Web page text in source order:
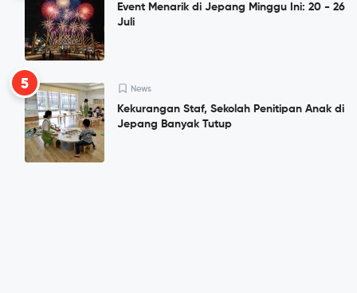
Event Menarik di Jepang Minggu Ini: 20 - 26
Juli
5 News
Kekurangan Staf, Sekolah Penitipan Anak di
Jepang Banyak Tutup